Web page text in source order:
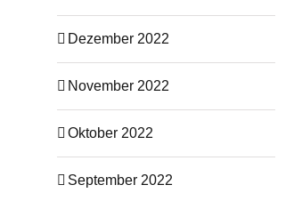
Dezember 2022
November 2022
Oktober 2022
September 2022